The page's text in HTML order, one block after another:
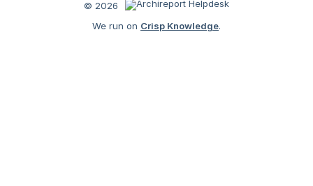
© 2026
We run on Crisp Knowledge.